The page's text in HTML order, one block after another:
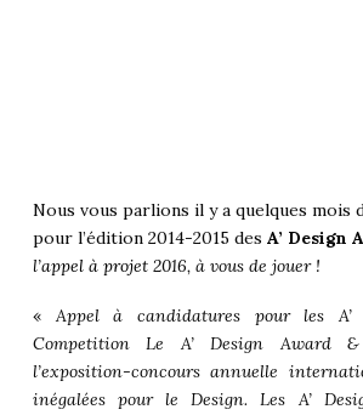
Nous vous parlions il y a quelques mois
pour l’édition 2014-2015 des A’ Design
l’appel à projet2016, à vous de jouer !
«Appel à candidatures pour les
Competition Le A’ Design Award
l’exposition-concours annuelle
inégalées pour le Design. Les A’